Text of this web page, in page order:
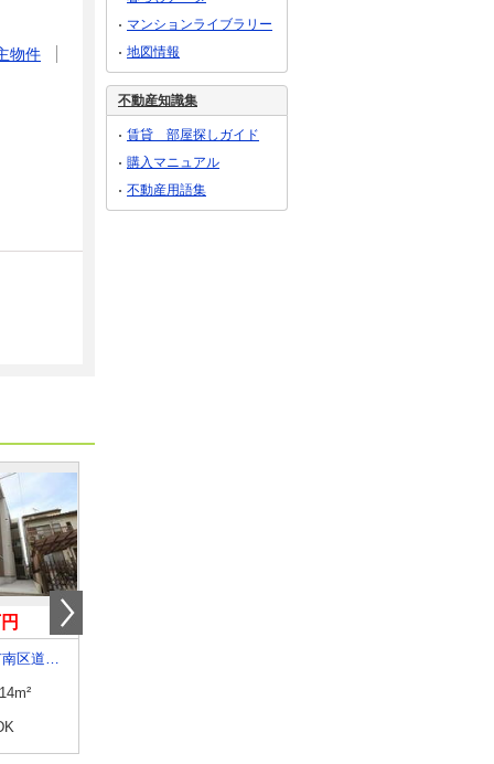
物件
愛知県名古屋市南区道徳新町４
マンションライブラリー
地図情報
不動産知識集
賃貸 部屋探しガイド
購入マニュアル
不動産用語集